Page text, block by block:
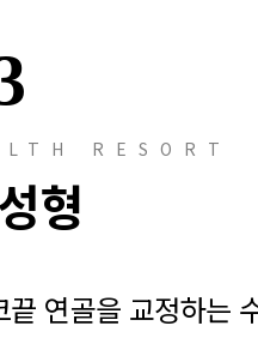
RESORT
형
연골을 교정하는